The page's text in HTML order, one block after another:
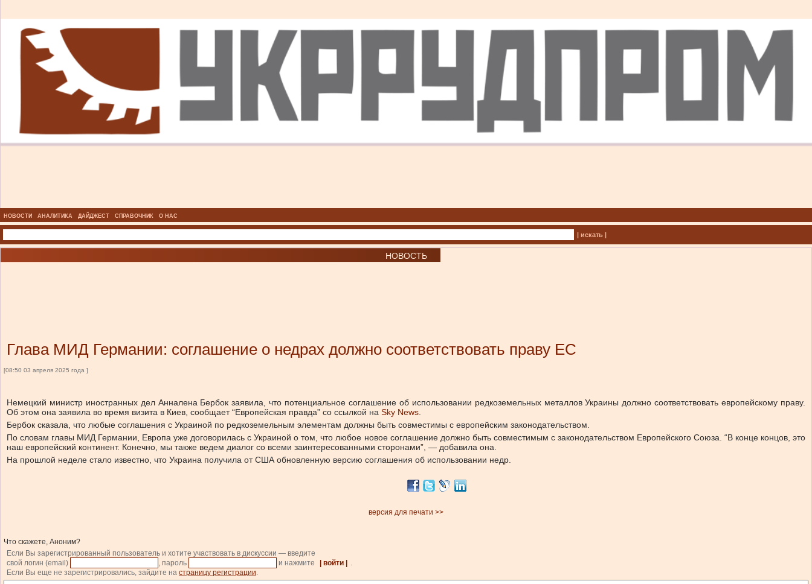
НОВОСТИ АНАЛИТИКА ДАЙДЖЕСТ СПРАВОЧНИК О НАС
| искать |
НОВОСТЬ
Глава МИД Германии: соглашение о недрах должно соответствовать праву ЕС
[08:50 03 апреля 2025 года ]
Немецкий министр иностранных дел Анналена Бербок заявила, что потенциальное соглашение об использовании редкоземельных металлов Украины должно соответствовать европейскому праву.
Об этом она заявила во время визита в Киев, сообщает “Европейская правда” со ссылкой на Sky News
Бербок сказала, что любые соглашения с Украиной по редкоземельным элементам должны быть совместимы с европейским законодательством.
По словам главы МИД Германии, Европа уже договорилась с Украиной о том, что любое новое соглашение должно быть совместимым с законодательством Европейского Союза. “В конце концов, это
наш европейский континент. Конечно, мы также ведем диалог со всеми заинтересованными сторонами”, — добавила она.
На прошлой неделе стало известно, что Украина получила от США обновленную версию соглашения об использовании недр.
версия для печати >>
Что скажете, Аноним?
Если Вы зарегистрированный пользователь и хотите участвовать в дискуссии — введите
свой логин (email)
, пароль и нажмите | войти |
.
Если Вы еще не зарегистрировались, зайдите на страницу регистрации.